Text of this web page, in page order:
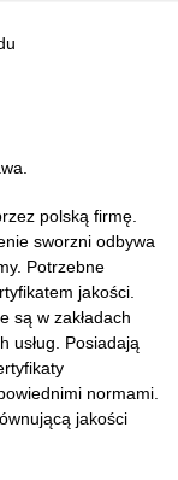
polską firmę.
sworzni odbywa
Potrzebne
jakości.
są w zakładach
usług. Posiadają
normami.
jakości